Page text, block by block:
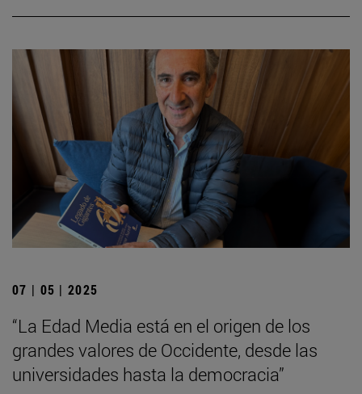
07 | 05 | 2025
“La Edad Media está en el origen de los
grandes valores de Occidente, desde las
universidades hasta la democracia”